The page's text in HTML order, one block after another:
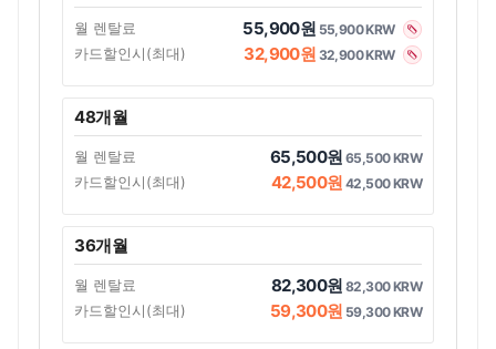
월 렌탈료 55,900원 55,900 KRW
카드할인시(최대) 32,900원 32,900 KRW
48개월
월 렌탈료 65,500원 65,500 KRW
카드할인시(최대) 42,500원 42,500 KRW
36개월
월 렌탈료 82,300원 82,300 KRW
카드할인시(최대) 59,300원 59,300 KRW